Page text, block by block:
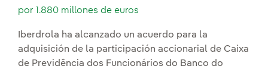
por 1.880 millones de euros
Iberdrola ha alcanzado un acuerdo para la
adquisición de la participación accionarial de Caixa
de Previdência dos Funcionários do Banco do